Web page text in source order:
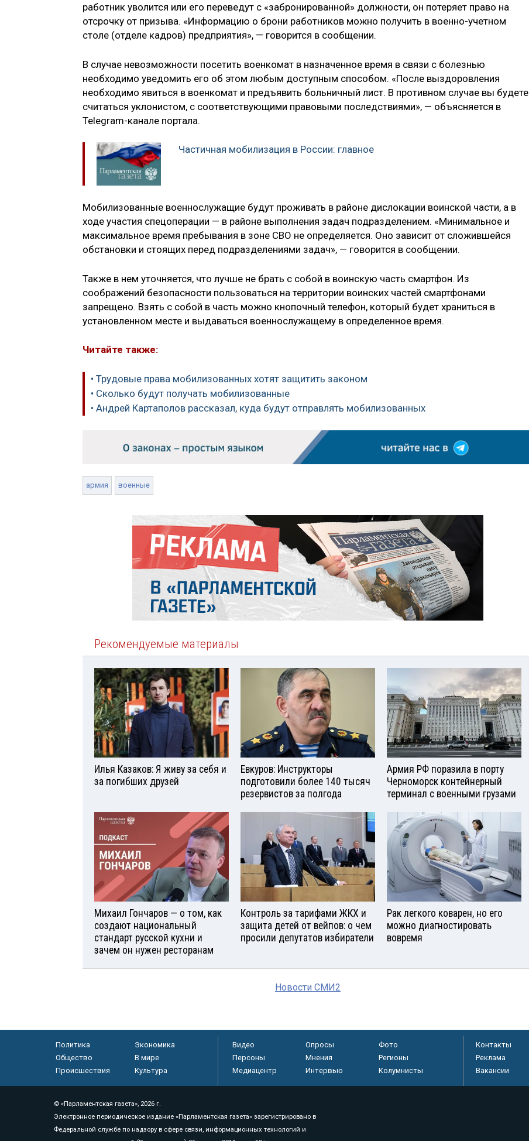
работник уволится или его переведут с «забронированной» должности, он потеряет право на
отсрочку от призыва. «Информацию о брони работников можно получить в военно-учетном
столе (отделе кадров) предприятия», — говорится в сообщении.
В случае невозможности посетить военкомат в назначенное время в связи с болезнью
необходимо уведомить его об этом любым доступным способом. «После выздоровления
необходимо явиться в военкомат и предъявить больничный лист. В противном случае вы будете
считаться уклонистом, с соответствующими правовыми последствиями», — объясняется в
Telegram-канале портала.
Частичная мобилизация в России: главное
Мобилизованные военнослужащие будут проживать в районе дислокации воинской части, а в
ходе участия спецоперации — в районе выполнения задач подразделением. «Минимальное и
максимальное время пребывания в зоне СВО не определяется. Оно зависит от сложившейся
обстановки и стоящих перед подразделениями задач», — говорится в сообщении.
Также в нем уточняется, что лучше не брать с собой в воинскую часть смартфон. Из
соображений безопасности пользоваться на территории воинских частей смартфонами
запрещено. Взять с собой в часть можно кнопочный телефон, который будет храниться в
установленном месте и выдаваться военнослужащему в определенное время.
Читайте также:
• Трудовые права мобилизованных хотят защитить законом
• Сколько будут получать мобилизованные
• Андрей Картаполов рассказал, куда будут отправлять мобилизованных
армия военные
Рекомендуемые материалы
Илья Казаков: Я живу за себя и
за погибших друзей
Евкуров: Инструкторы
подготовили более 140 тысяч
резервистов за полгода
Армия РФ поразила в порту
Черноморск контейнерный
терминал с военными грузами
Михаил Гончаров — о том, как
создают национальный
стандарт русской кухни и
зачем он нужен ресторанам
Контроль за тарифами ЖКХ и
защита детей от вейпов: о чем
просили депутатов избиратели
Рак легкого коварен, но его
можно диагностировать
вовремя
Новости СМИ2
Политика
Экономика
Общество
В мире
Происшествия
Культура
Видео Опросы
Фото
Персоны
Мнения
Регионы
Медиацентр
Интервью Колумнисты
Контакты
Реклама
Вакансии
© «Парламентская газета», 2026 г.
Электронное периодическое издание «Парламентская газета» зарегистрировано в
Федеральной службе по надзору в сфере связи, информационных технологий и